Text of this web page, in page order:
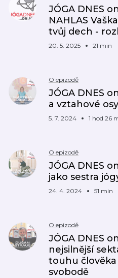
JÓGA DNES
NAHLAS
tvůj dech -
20. 5. 2025 21 min
O epizodě
JÓGA DNES
a vztahové osy
5. 7. 2024 1 hod 26
O epizodě
JÓGA DNES
jako sestra
24. 4. 2024 51 min
O epizodě
JÓGA DNES
nejsilnější
touhu
svobodě